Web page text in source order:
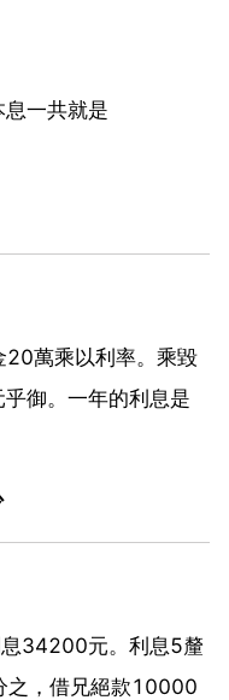
一共就是
萬乘以利率。乘毀
御。一年的利息是
34200元。利息5釐
之，借兄絕款10000